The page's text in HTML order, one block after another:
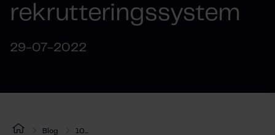
rekrutteringssystem
29-07-2022
Blog 10...